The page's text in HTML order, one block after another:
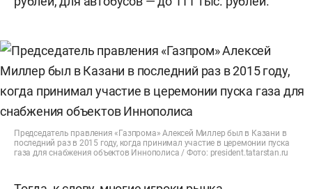
Председатель правления «Газпрома» Алексей Миллер был в Казани в
последний раз в 2015 году, когда принимал участие в церемонии пуска
газа для снабжения объектов Иннополиса / Фото: president.tatarstan.ru